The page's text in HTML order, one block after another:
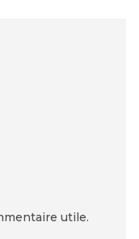
utile.